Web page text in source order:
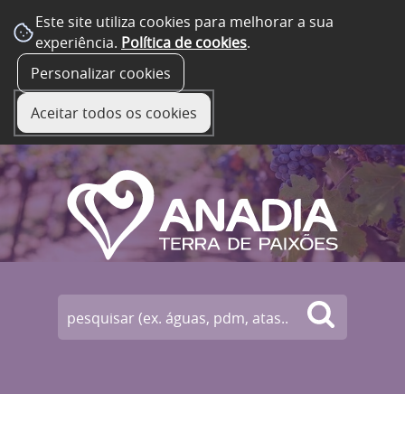
Este site utiliza cookies para melhorar a sua
experiência. Política de cookies.
Personalizar cookies
Aceitar todos os cookies